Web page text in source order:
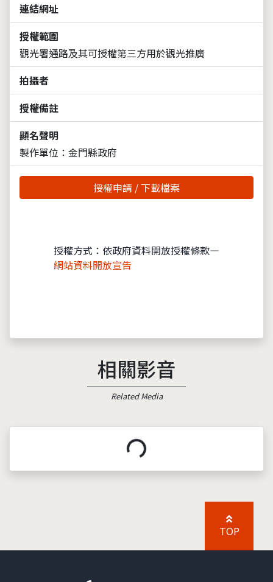
連結網址
授權範圍
觀光署通路及其可授權第三方用於觀光推廣
拍攝者
授權備註
顯名聲明
製作單位：金門縣政府
授權申請 / 下載檔案
授權方式：依政府資料開放授權條款—
網站資料開放宣告
相關影音
Related Media
載入中...
TOP